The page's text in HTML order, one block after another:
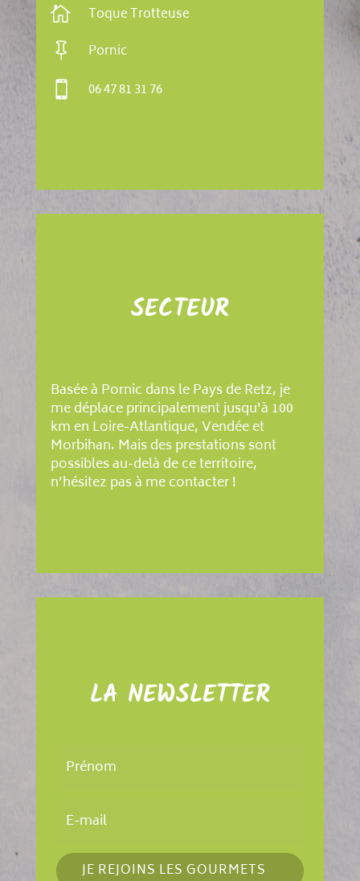
 Toque Trotteuse
 Pornic
 06 47 81 31 76
SECTEUR
Basée à Pornic dans le Pays de Retz, je
me déplace principalement jusqu'à 100
km en Loire-Atlantique, Vendée et
Morbihan. Mais des prestations sont
possibles au-delà de ce territoire,
n’hésitez pas à me contacter !
LA NEWSLETTER
JE REJOINS LES GOURMETS